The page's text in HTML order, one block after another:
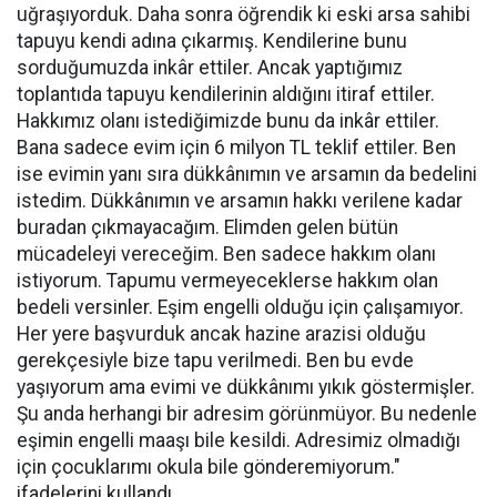
uğraşıyorduk. Daha sonra öğrendik ki eski arsa sahibi
tapuyu kendi adına çıkarmış. Kendilerine bunu
sorduğumuzda inkâr ettiler. Ancak yaptığımız
toplantıda tapuyu kendilerinin aldığını itiraf ettiler.
Hakkımız olanı istediğimizde bunu da inkâr ettiler.
Bana sadece evim için 6 milyon TL teklif ettiler. Ben
ise evimin yanı sıra dükkânımın ve arsamın da bedelini
istedim. Dükkânımın ve arsamın hakkı verilene kadar
buradan çıkmayacağım. Elimden gelen bütün
mücadeleyi vereceğim. Ben sadece hakkım olanı
istiyorum. Tapumu vermeyeceklerse hakkım olan
bedeli versinler. Eşim engelli olduğu için çalışamıyor.
Her yere başvurduk ancak hazine arazisi olduğu
gerekçesiyle bize tapu verilmedi. Ben bu evde
yaşıyorum ama evimi ve dükkânımı yıkık göstermişler.
Şu anda herhangi bir adresim görünmüyor. Bu nedenle
eşimin engelli maaşı bile kesildi. Adresimiz olmadığı
için çocuklarımı okula bile gönderemiyorum."